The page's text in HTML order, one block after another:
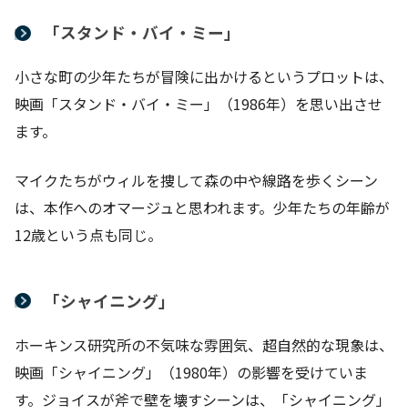
「スタンド・バイ・ミー」
小さな町の少年たちが冒険に出かけるというプロットは、
映画「スタンド・バイ・ミー」（1986年）を思い出させ
ます。
マイクたちがウィルを捜して森の中や線路を歩くシーン
は、本作へのオマージュと思われます。少年たちの年齢が
12歳という点も同じ。
「シャイニング」
ホーキンス研究所の不気味な雰囲気、超自然的な現象は、
映画「シャイニング」（1980年）の影響を受けていま
す。ジョイスが斧で壁を壊すシーンは、「シャイニング」